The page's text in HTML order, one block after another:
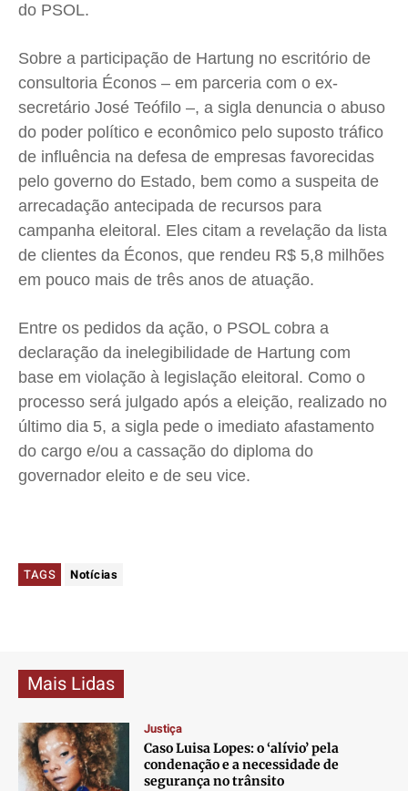
do PSOL.
Sobre a participação de Hartung no escritório de
consultoria Éconos – em parceria com o ex-
secretário José Teófilo –, a sigla denuncia o abuso
do poder político e econômico pelo suposto tráfico
de influência na defesa de empresas favorecidas
pelo governo do Estado, bem como a suspeita de
arrecadação antecipada de recursos para
campanha eleitoral. Eles citam a revelação da lista
de clientes da Éconos, que rendeu R$ 5,8 milhões
em pouco mais de três anos de atuação.
Entre os pedidos da ação, o PSOL cobra a
declaração da inelegibilidade de Hartung com
base em violação à legislação eleitoral. Como o
processo será julgado após a eleição, realizado no
último dia 5, a sigla pede o imediato afastamento
do cargo e/ou a cassação do diploma do
governador eleito e de seu vice.
TAGS Notícias
Mais Lidas
Justiça
Caso Luisa Lopes: o ‘alívio’ pela
condenação e a necessidade de
segurança no trânsito